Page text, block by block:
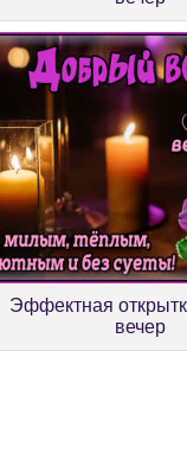
Эффектная
вечер